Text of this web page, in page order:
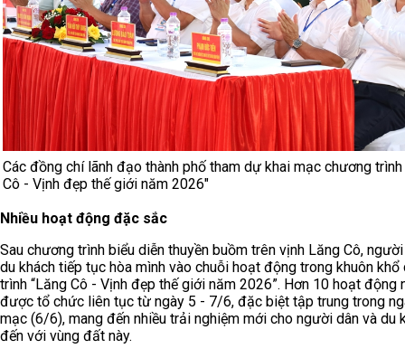
Các đồng chí lãnh đạo thành phố tham dự khai mạc chương
Cô - Vịnh đẹp thế giới năm 2026"
Nhiều hoạt động đặc sắc
Sau chương trình biểu diễn thuyền buồm trên vịnh Lăng Cô,
du khách tiếp tục hòa mình vào chuỗi hoạt động trong khuôn khổ
trình “Lăng Cô - Vịnh đẹp thế giới năm 2026”. Hơn 10 hoạt động
được tổ chức liên tục từ ngày 5 - 7/6, đặc biệt tập trung trong
mạc (6/6), mang đến nhiều trải nghiệm mới cho người dân và du
đến với vùng đất này.